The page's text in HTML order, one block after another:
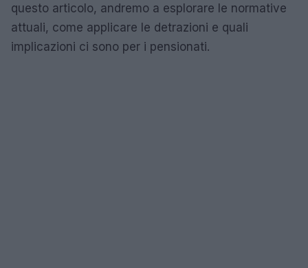
questo articolo, andremo a esplorare le normative
attuali, come applicare le detrazioni e quali
implicazioni ci sono per i pensionati.